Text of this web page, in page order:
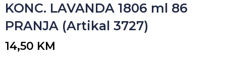
KONC. LAVANDA 1806 ml 86
PRANJA (Artikal 3727)
14,50 KM